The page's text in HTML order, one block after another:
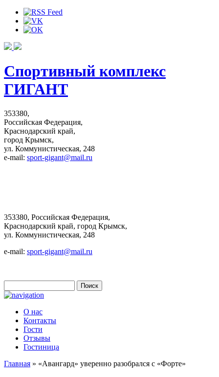
Спортивный комплекс
ГИГАНТ
353380,
Российская Федерация,
Краснодарский край,
город Крымск,
ул. Коммунистическая, 248
e-mail: sport-gigant@mail.ru
353380, Российская Федерация,
Краснодарский край, город Крымск,
ул. Коммунистическая, 248
e-mail: sport-gigant@mail.ru
Форма поиска
О нас
Контакты
Гости
Отзывы
Гостиница
Главная » «Авангард» уверенно разобрался с «Форте»